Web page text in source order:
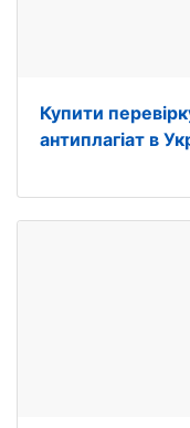
Купити
антиплагіат в